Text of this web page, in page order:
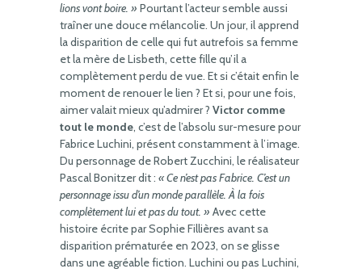
lions vont boire. » Pourtant l’acteur semble aussi
traîner une douce mélancolie. Un jour, il apprend
la disparition de celle qui fut autrefois sa femme
et la mère de Lisbeth, cette fille qu’il a
complètement perdu de vue. Et si c’était enfin le
moment de renouer le lien ? Et si, pour une fois,
aimer valait mieux qu’admirer ? Victor comme
tout le monde, c’est de l’absolu sur-mesure pour
Fabrice Luchini, présent constamment à l’image.
Du personnage de Robert Zucchini, le réalisateur
Pascal Bonitzer dit : « Ce n’est pas Fabrice. C’est un
personnage issu d’un monde parallèle. À la fois
complètement lui et pas du tout. » Avec cette
histoire écrite par Sophie Fillières avant sa
disparition prématurée en 2023, on se glisse
dans une agréable fiction. Luchini ou pas Luchini,